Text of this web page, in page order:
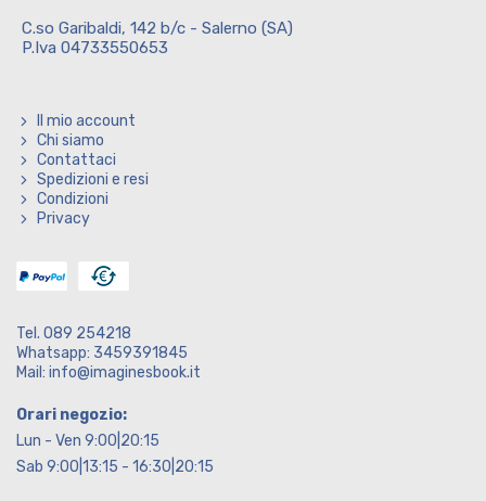
C.so Garibaldi, 142 b/c - Salerno (SA)
P.Iva 04733550653
Il mio account
Chi siamo
Contattaci
Spedizioni e resi
Condizioni
Privacy
Tel. 089 254218
Whatsapp: 3459391845
Mail: info@imaginesbook.it
Orari negozio:
Lun - Ven 9:00|20:15
Sab 9:00|13:15 - 16:30|20:15